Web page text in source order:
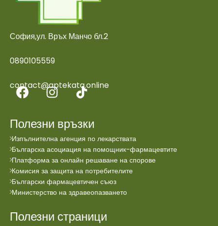
София,ул. Връх Манчо бл.2
0890105559
contact@aptekata.online
Полезни връзки
Изпълнителна агенция по лекарствата
Българска асоциация на помощник-фармацевтите
Платформа за онлайн решаване на спорове
Комисия за защита на потребителите
Български фармацевтичен съюз
Министерство на здравеопазването
Полезни страници